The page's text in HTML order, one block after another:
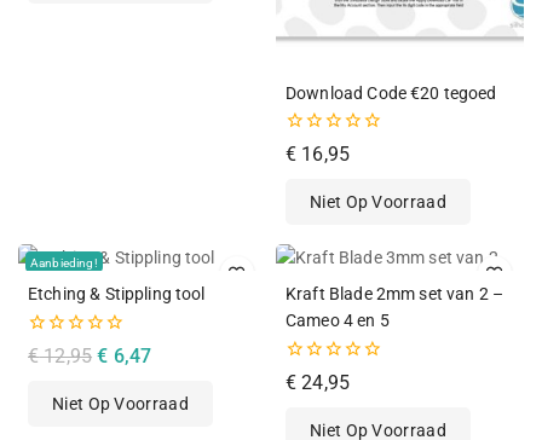
Download Code €20 tegoed
0
van
€ 16,95
Niet Op Voorraad
Aanbieding!
Etching & Stippling tool
0
van
€12,95 € 6,47
Niet Op Voorraad
Kraft Blade 2mm set van 2 –
Cameo 4 en 5
0
van
€ 24,95
Niet Op Voorraad